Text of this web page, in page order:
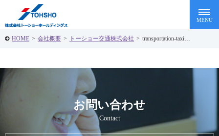
HOME > 会社概要 > トーショー交通株式会社 > transportation-taxi…
お問い合わせ
Contact